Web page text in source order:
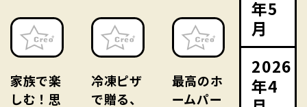
家族で楽
しむ！思
冷凍ピザ
で贈る、
最高のホ
ームパー
年5
月
2026
年4